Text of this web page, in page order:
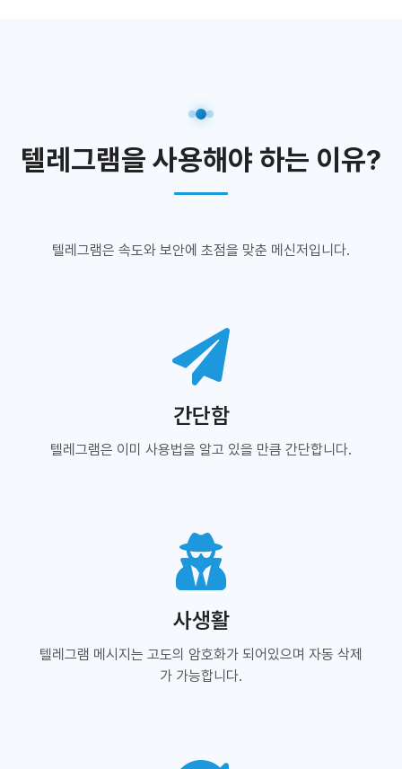
텔레그램을 사용해야 하는 이유?
텔레그램은 속도와 보안에 초점을 맞춘 메신저입니다.
간단함
텔레그램은 이미 사용법을 알고 있을 만큼 간단합니다.
사생활
텔레그램 메시지는 고도의 암호화가 되어있으며 자동 삭제
가 가능합니다.